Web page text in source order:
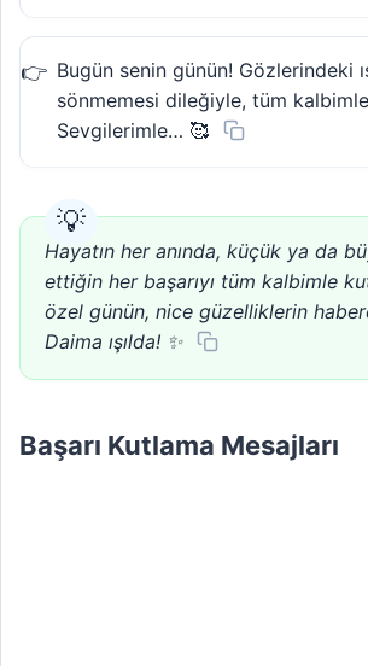
Bugün senin günün! Gözlerindeki
sönmemesi dileğiyle, tüm
Sevgilerimle… 🥰
Hayatın her anında, küçük ya da
ettiğin her başarıyı tüm kalbimle
özel günün, nice güzelliklerin
Daima ışılda! ✨
Başarı Kutlama Mesajları